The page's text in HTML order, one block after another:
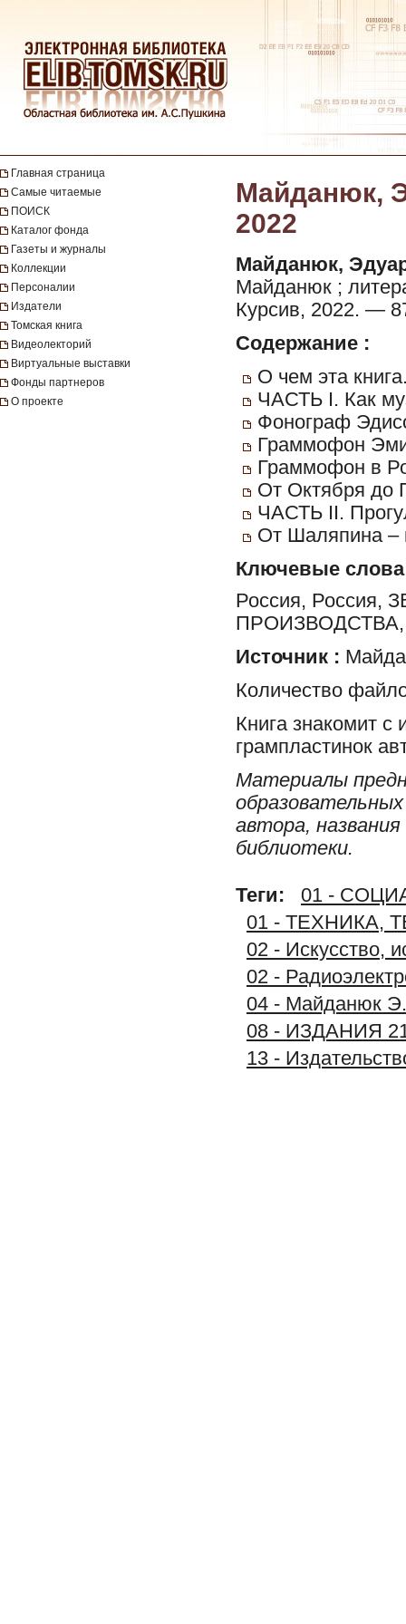
Главная страница
Самые читаемые
ПОИСК
Каталог фонда
Газеты и журналы
Коллекции
Персоналии
Издатели
Томская книга
Видеолекторий
Виртуальные выставки
Фонды партнеров
О проекте
Майданюк,
2022
Майданюк,
Майданюк ;
Курсив, 2022. —
Содержание :
О чем эта
ЧАСТЬ I. Как
Фонограф
Граммофон
Граммофон в
От Октября до
ЧАСТЬ II.
От Шаляпина –
Ключевые слова
Россия,
ПРОИЗВОДСТВА,
Источник :
Количество
Книга знакомит с
грампластинок
Материалы
автора,
библиотеки.
Теги:
01 -
01 - ТЕХНИКА,
02 - Искусство,
02 -
04 - Майданюк Э.
08 - ИЗДАНИЯ
13 -